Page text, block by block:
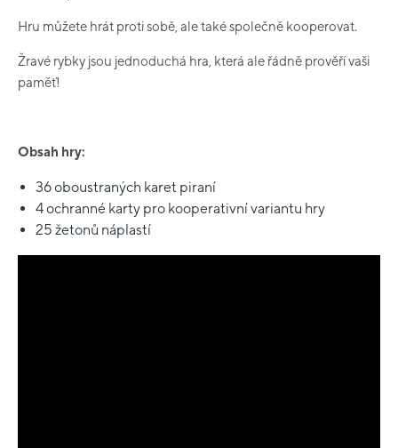
Hru můžete hrát proti sobě, ale také společně kooperovat.
Žravé rybky jsou jednoduchá hra, která ale řádně prověří vaši
paměť!
Obsah hry:
36 oboustraných karet piraní
4 ochranné karty pro kooperativní variantu hry
25 žetonů náplastí